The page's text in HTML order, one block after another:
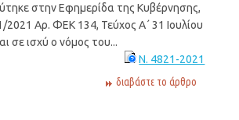
στην Εφημερίδα της Κυβέρνησης,
2021 Αρ. ΦΕΚ 134, Τεύχος Α΄ 31 Ιουλίου
σε ισχύ ο νόμος του...
Ν. 4821-2021
διαβάστε το άρθρο